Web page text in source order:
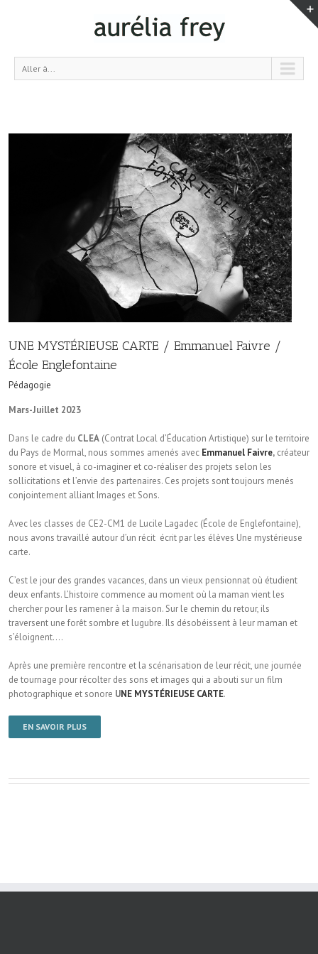
Aller à...
UNE MYSTÉRIEUSE CARTE / Emmanuel Faivre /
École Englefontaine
Pédagogie
Mars-Juillet 2023
Dans le cadre du CLEA (Contrat Local d’Éducation Artistique) sur le territoire
du Pays de Mormal, nous sommes amenés avec Emmanuel Faivre, créateur
sonore et visuel, à co-imaginer et co-réaliser des projets selon les
sollicitations et l’envie des partenaires. Ces projets sont toujours menés
conjointement alliant Images et Sons.
Avec les classes de CE2-CM1 de Lucile Lagadec (École de Englefontaine),
nous avons travaillé autour d’un récit écrit par les élèves Une mystérieuse
carte.
C’est le jour des grandes vacances, dans un vieux pensionnat où étudient
deux enfants. L’histoire commence au moment où la maman vient les
chercher pour les ramener à la maison. Sur le chemin du retour, ils
traversent une forêt sombre et lugubre. Ils désobéissent à leur maman et
s’éloignent….
Après une première rencontre et la scénarisation de leur récit, une journée
de tournage pour récolter des sons et images qui a abouti sur un film
photographique et sonore UNE MYSTÉRIEUSE CARTE.
EN SAVOIR PLUS